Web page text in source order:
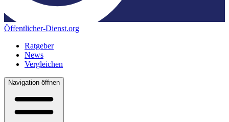
Öffentlicher-Dienst.org
Ratgeber
News
Vergleichen
Navigation öffnen